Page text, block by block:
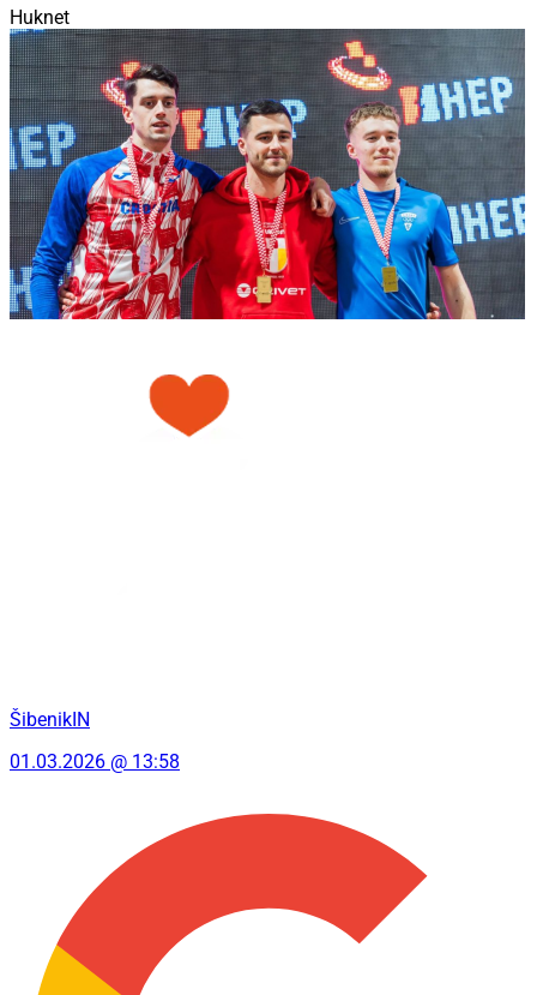
Huknet
ŠibenikIN
01.03.2026 @ 13:58